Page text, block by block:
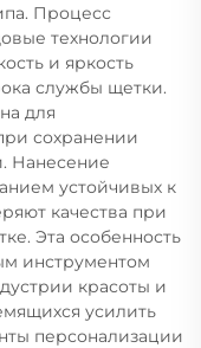
Процесс
технологии
и яркость
службы щетки.
для
сохранении
Нанесение
устойчивых к
качества при
Эта особенность
инструментом
красоты и
усилить
персонализации